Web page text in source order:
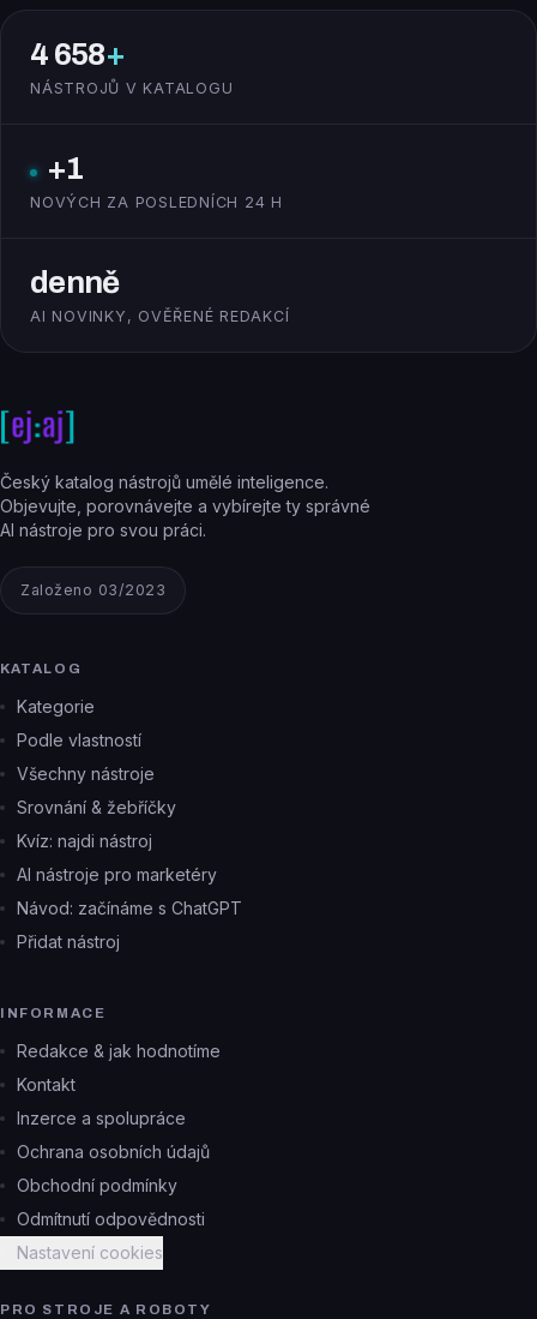
4 658+
NÁSTROJŮ V KATALOGU
+1
NOVÝCH ZA POSLEDNÍCH 24 H
denně
AI NOVINKY, OVĚŘENÉ REDAKCÍ
Český katalog nástrojů umělé inteligence.
Objevujte, porovnávejte a vybírejte ty správné
AI nástroje pro svou práci.
Založeno 03/2023
KATALOG
Kategorie
Podle vlastností
Všechny nástroje
Srovnání & žebříčky
Kvíz: najdi nástroj
AI nástroje pro marketéry
Návod: začínáme s ChatGPT
Přidat nástroj
INFORMACE
Redakce & jak hodnotíme
Kontakt
Inzerce a spolupráce
Ochrana osobních údajů
Obchodní podmínky
Odmítnutí odpovědnosti
Nastavení cookies
PRO STROJE A ROBOTY